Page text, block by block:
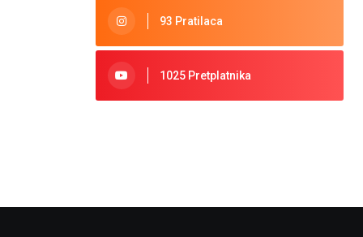
93 Pratilaca
1025 Pretplatnika